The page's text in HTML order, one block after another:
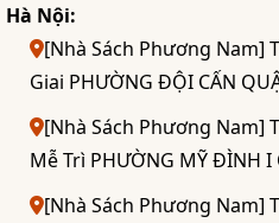
Hà Nội:
[Nhà Sách Phương Nam]
Giai PHƯỜNG ĐỘI CẤN
[Nhà Sách Phương Nam]
Mễ Trì PHƯỜNG MỸ ĐÌNH I
[Nhà Sách Phương Nam]